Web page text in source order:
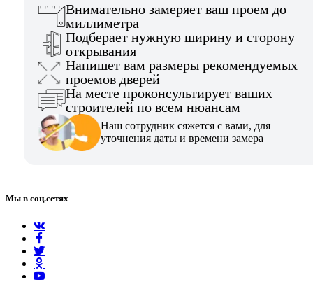
Внимательно замеряет ваш проем до
миллиметра
Подберает нужную ширину и сторону
открывания
Напишет вам размеры рекомендуемых
проемов дверей
На месте проконсультирует ваших
строителей по всем нюансам
Наш сотрудник сяжется с вами, для
уточнения даты и времени замера
Мы в соц.сетях